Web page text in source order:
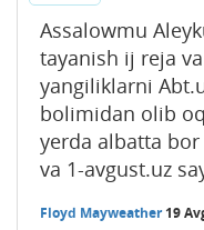
Assalowmu
tayanish ij reja
yangiliklarni
bolimidan olib
yerda albatta bor
va 1-avgust.uz
Floyd Mayweather 19